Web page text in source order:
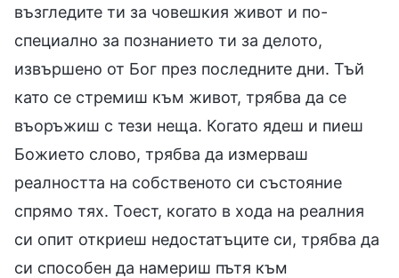
възгледите ти за човешкия живот и по-
специално за познанието ти за делото,
извършено от Бог през последните дни. Тъй
като се стремиш към живот, трябва да се
въоръжиш с тези неща. Когато ядеш и пиеш
Божието слово, трябва да измерваш
реалността на собственото си състояние
спрямо тях. Тоест, когато в хода на реалния
си опит откриеш недостатъците си, трябва да
си способен да намериш пътя към